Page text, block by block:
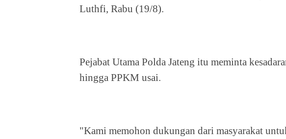
Luthfi, Rabu (19/8).
Pejabat Utama Polda Jateng itu meminta
hingga PPKM usai.
"Kami memohon dukungan dari masyarakat